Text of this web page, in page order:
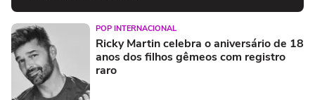
POP INTERNACIONAL
Ricky Martin celebra o aniversário de 18
anos dos filhos gêmeos com registro
raro